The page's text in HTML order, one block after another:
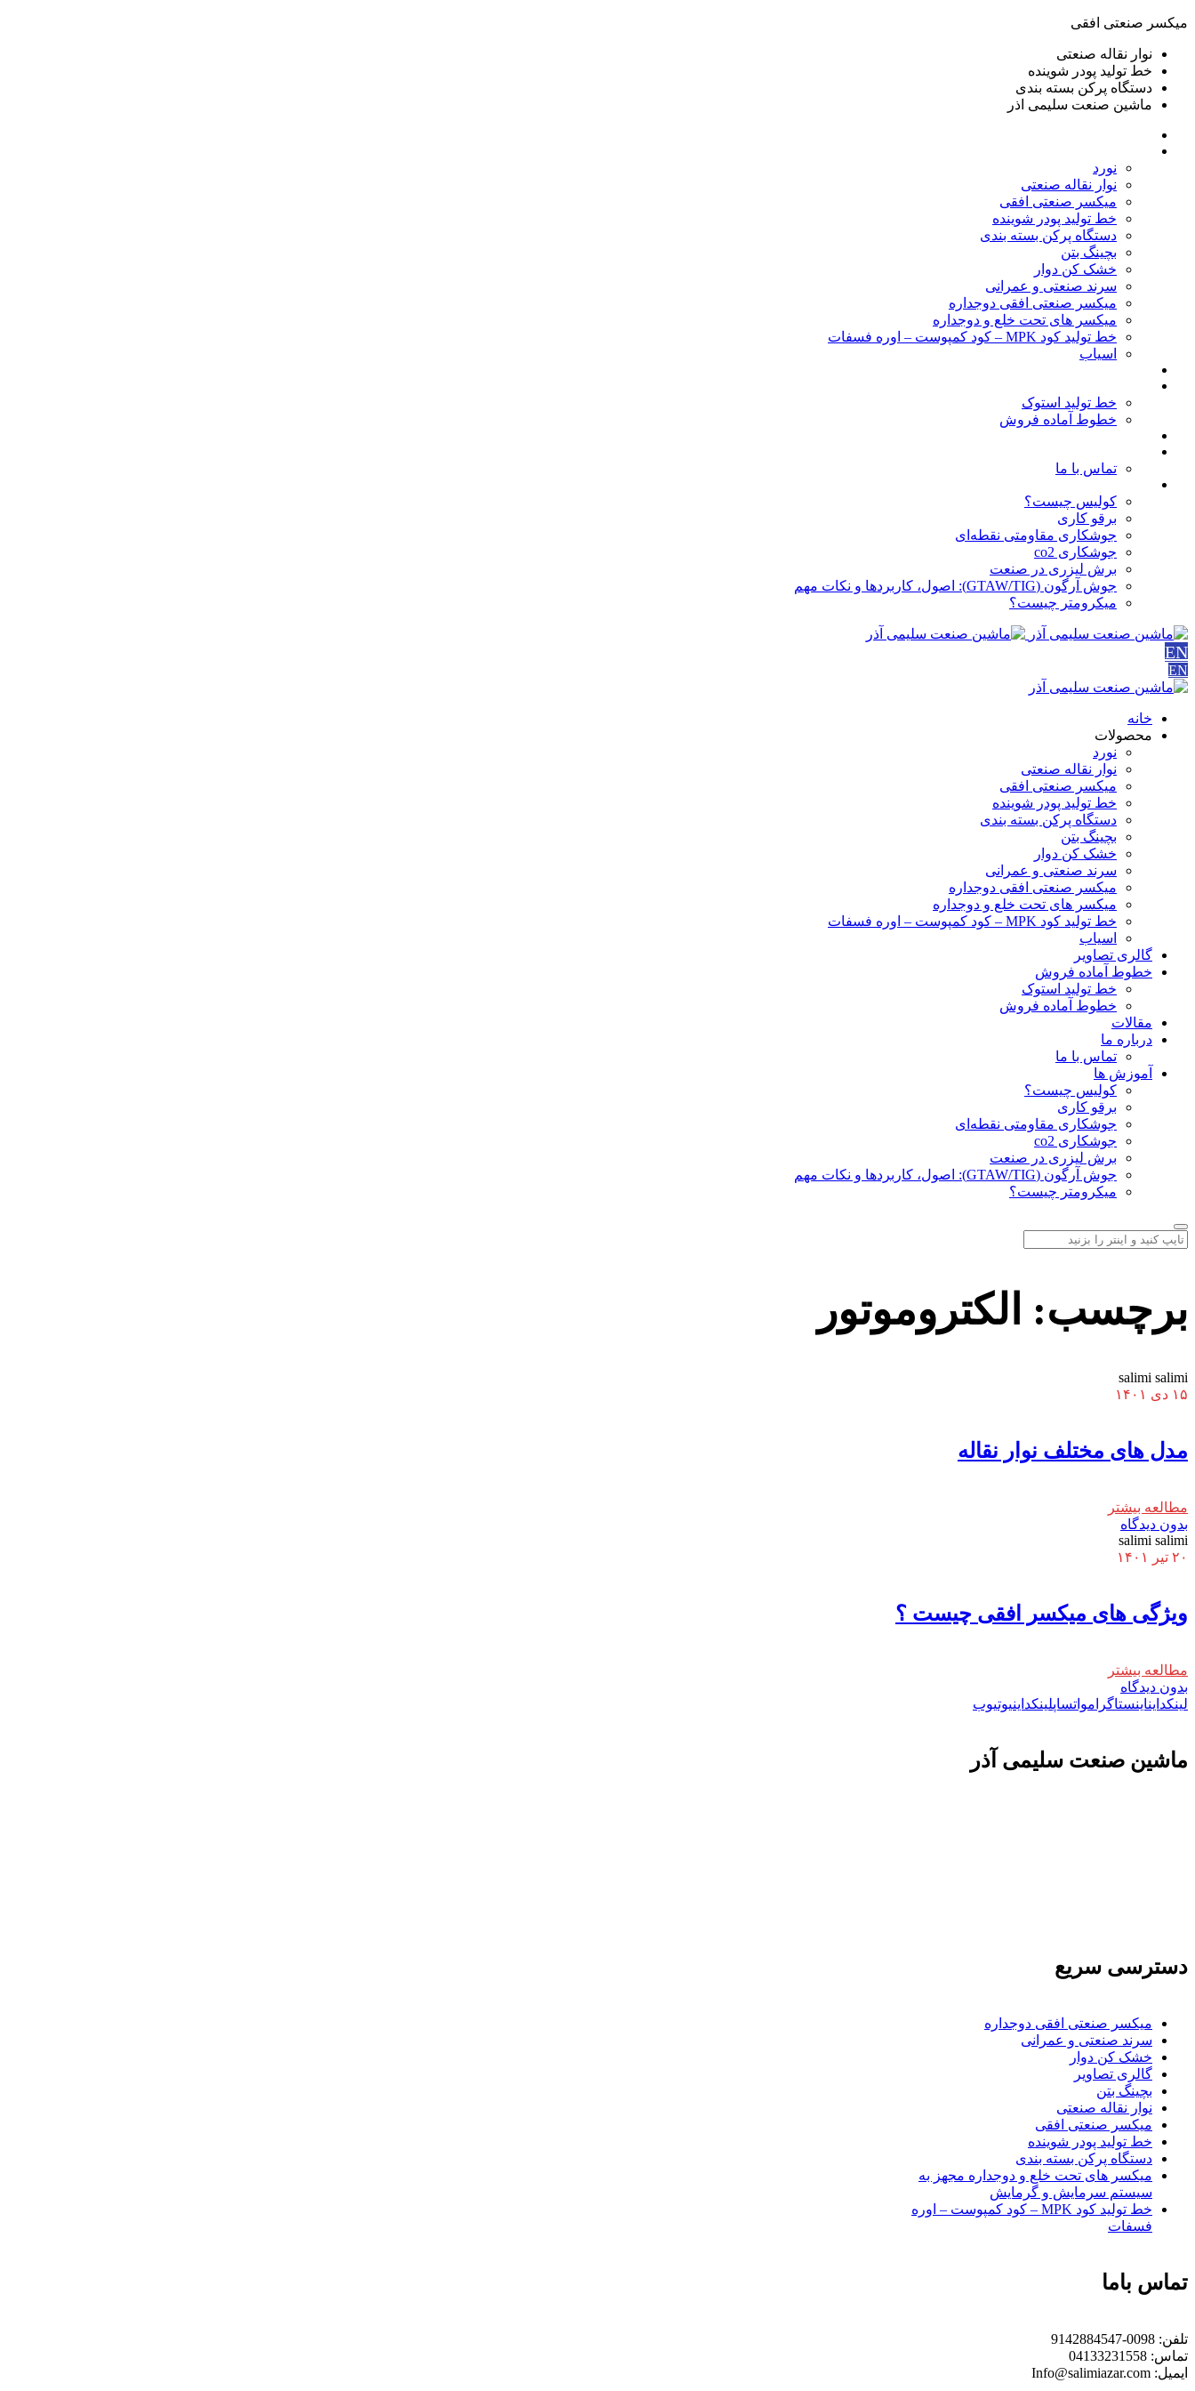
ميكسر صنعتی افقی
نوار نقاله صنعتی
خط تولید پودر شوينده
دستگاه پرکن بسته بندی
ماشين صنعت سليمی اذر
نورد
نوار نقاله صنعتی
ميكسر صنعتی افقی
خط تولید پودر شوينده
دستگاه پرکن بسته بندی
بچينگ بتن
خشک کن دوار
سرند صنعتی و عمرانی
میکسر صنعتی افقی دوجداره
میکسر های تحت خلع و دوجداره
خط تولید کود MPK – کود کمپوست – اوره فسفات
اسیاب
خط تولید استوک
خطوط آماده فروش
تماس با ما
کولیس چیست؟
برقو کاری
جوشکاری مقاومتی نقطه‌ای
جوشکاری co2
برش لیزری در صنعت
جوش آرگون (GTAW/TIG): اصول، کاربردها و نکات مهم
میکرومتر چیست؟
EN
EN
خانه
محصولات
نورد
نوار نقاله صنعتی
ميكسر صنعتی افقی
خط تولید پودر شوينده
دستگاه پرکن بسته بندی
بچينگ بتن
خشک کن دوار
سرند صنعتی و عمرانی
میکسر صنعتی افقی دوجداره
میکسر های تحت خلع و دوجداره
خط تولید کود MPK – کود کمپوست – اوره فسفات
اسیاب
گالری تصاویر
خطوط آماده فروش
خط تولید استوک
خطوط آماده فروش
مقالات
درباره ما
تماس با ما
آموزش ها
کولیس چیست؟
برقو کاری
جوشکاری مقاومتی نقطه‌ای
جوشکاری co2
برش لیزری در صنعت
جوش آرگون (GTAW/TIG): اصول، کاربردها و نکات مهم
میکرومتر چیست؟
برچسب: الکتروموتور
salimi salimi
۱۵ دی ۱۴۰۱
مدل های مختلف نوار نقاله
مطالعه بیشتر
بدون دیدگاه
salimi salimi
۲۰ تیر ۱۴۰۱
ویژگی های میکسر افقی چیست ؟
مطالعه بیشتر
بدون دیدگاه
لینکدایناینستاگرامواتساپلینکداینیوتیوب
ماشين صنعت سليمی آذر
دسترسی سریع
میکسر صنعتی افقی دوجداره
سرند صنعتی و عمرانی
خشک کن دوار
گالری تصاویر
بچينگ بتن
نوار نقاله صنعتی
ميكسر صنعتی افقی
خط تولید پودر شوينده
دستگاه پرکن بسته بندی
میکسر های تحت خلع و دوجداره مجهز به
سیستم سرمایش و گرمایش
خط تولید کود MPK – کود کمپوست – اوره
فسفات
تماس باما
تلفن:
تماس:
ایمیل: